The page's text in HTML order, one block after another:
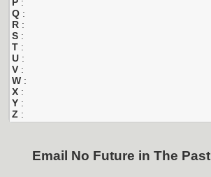
Q :
R :
S :
T :
U :
V :
W :
X :
Y :
Z :
Email No Future in The Past